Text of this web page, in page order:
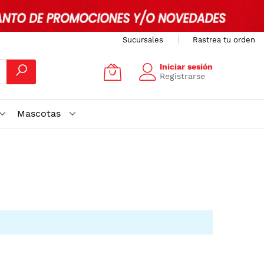
Sucursales Rastrea tu orden
Iniciar sesión
Registrarse
Mascotas